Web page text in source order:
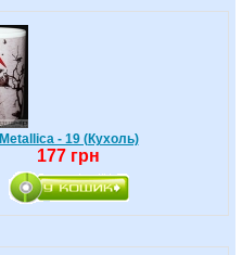
Metallica - 19 (Кухоль)
177 грн